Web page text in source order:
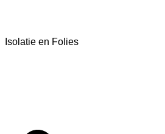
Isolatie en Folies